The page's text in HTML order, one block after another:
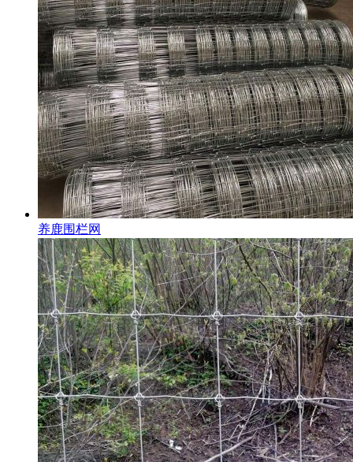
养鹿围栏网